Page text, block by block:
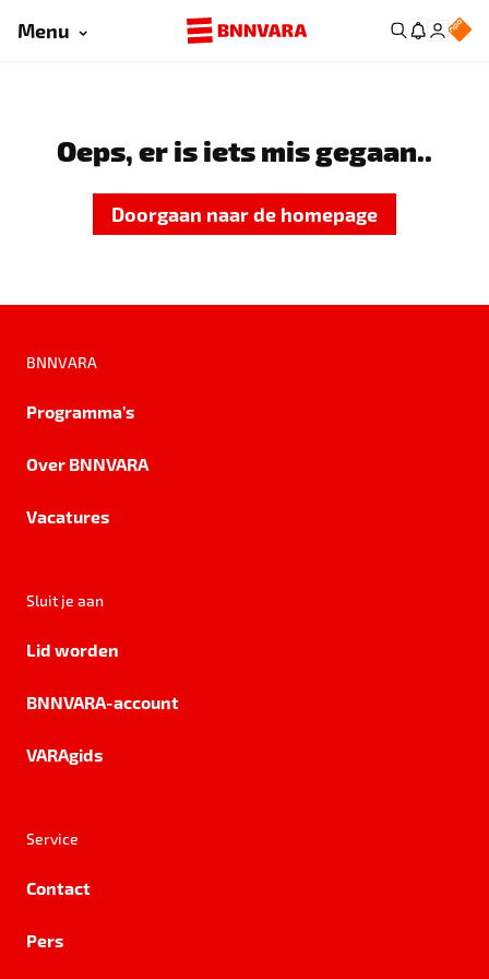
Menu
Oeps, er is iets mis gegaan..
Doorgaan naar de homepage
BNNVARA
Programma's
Over BNNVARA
Vacatures
Sluit je aan
Lid worden
BNNVARA-account
VARAgids
Service
Contact
Pers